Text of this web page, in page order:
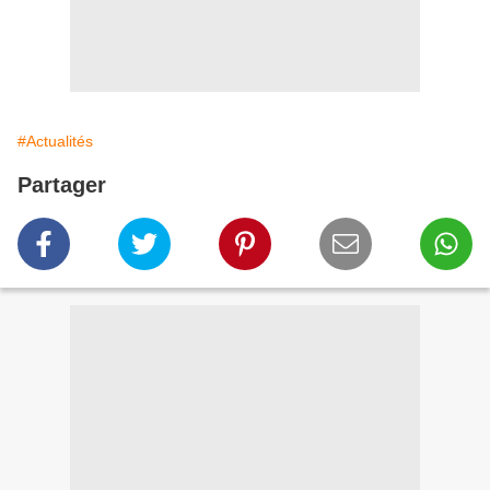
#Actualités
Partager